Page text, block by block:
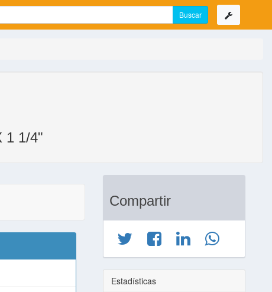
1 1/4"
Compartir
Estadísticas